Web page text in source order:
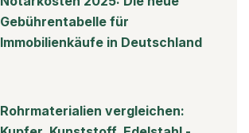
Gebührentabelle für
Immobilienkäufe in Deutschland
Rohrmaterialien vergleichen: